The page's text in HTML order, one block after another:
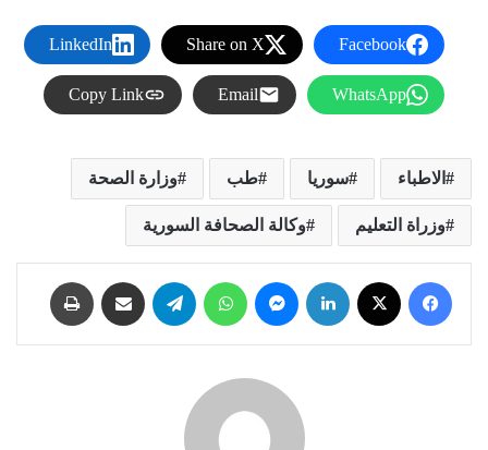
Facebook
Share on X
LinkedIn
WhatsApp
Email
Copy Link
الاطباء سوريا طب وزارة الصحة
وزراة التعليم وكالة الصحافة السورية
فيسبوك لينكدإن ماسنجر واتساب تيلقرام مشاركة عبر البريد